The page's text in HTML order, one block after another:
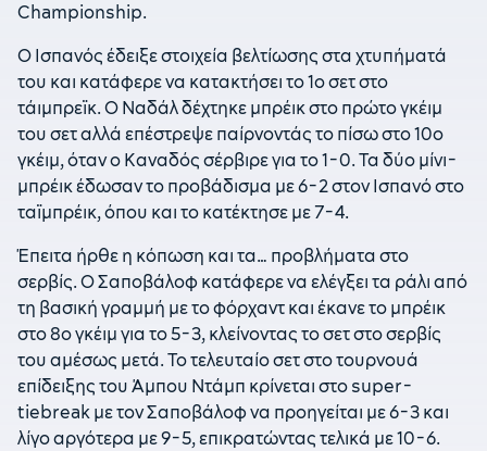
Championship.
Ο Ισπανός έδειξε στοιχεία βελτίωσης στα χτυπήματά
του και κατάφερε να κατακτήσει το 1ο σετ στο
τάιμπρεϊκ. Ο Ναδάλ δέχτηκε μπρέικ στο πρώτο γκέιμ
του σετ αλλά επέστρεψε παίρνοντάς το πίσω στο 10ο
γκέιμ, όταν ο Καναδός σέρβιρε για το 1-0. Τα δύο μίνι-
μπρέικ έδωσαν το προβάδισμα με 6-2 στον Ισπανό στο
ταϊμπρέικ, όπου και το κατέκτησε με 7-4.
Έπειτα ήρθε η κόπωση και τα… προβλήματα στο
σερβίς. Ο Σαποβάλοφ κατάφερε να ελέγξει τα ράλι από
τη βασική γραμμή με το φόρχαντ και έκανε το μπρέικ
στο 8ο γκέιμ για το 5-3, κλείνοντας το σετ στο σερβίς
του αμέσως μετά. Το τελευταίο σετ στο τουρνουά
επίδειξης του Άμπου Ντάμπ κρίνεται στο super-
tiebreak με τον Σαποβάλοφ να προηγείται με 6-3 και
λίγο αργότερα με 9-5, επικρατώντας τελικά με 10-6.